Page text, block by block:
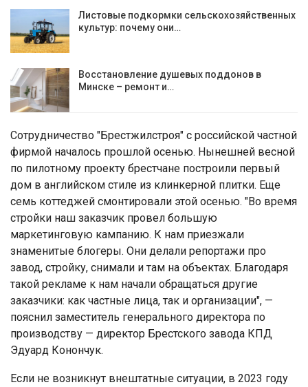
Листовые подкормки сельскохозяйственных
культур: почему они…
Восстановление душевых поддонов в
Минске – ремонт и…
Сотрудничество "Брестжилстроя" с российской частной
фирмой началось прошлой осенью. Нынешней весной
по пилотному проекту брестчане построили первый
дом в английском стиле из клинкерной плитки. Еще
семь коттеджей смонтировали этой осенью. "Во время
стройки наш заказчик провел большую
маркетинговую кампанию. К нам приезжали
знаменитые блогеры. Они делали репортажи про
завод, стройку, снимали и там на объектах. Благодаря
такой рекламе к нам начали обращаться другие
заказчики: как частные лица, так и организации", —
пояснил заместитель генерального директора по
производству — директор Брестского завода КПД
Эдуард Конончук.
Если не возникнут внештатные ситуации, в 2023 году